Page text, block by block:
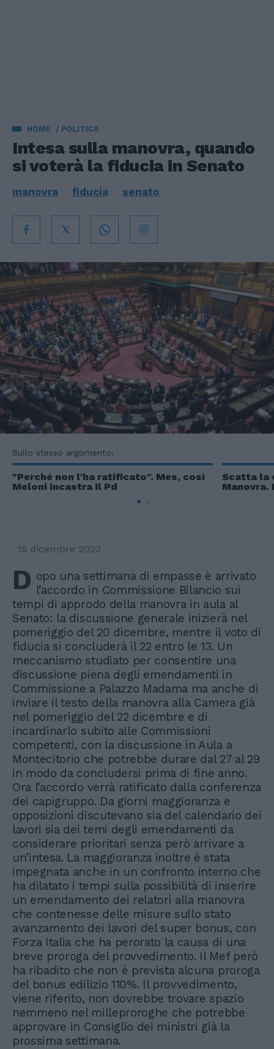
HOME POLITICA
Intesa sulla manovra, quando
si voterà la fiducia in Senato
manovra fiducia senato
Sullo stesso argomento:
"Perché non l'ha ratificato". Mes, così
Meloni incastra il Pd
Scatta la
Manovra.
15 dicembre 2023
D opo una settimana di empasse è arrivato
l’accordo in Commissione Bilancio sui
tempi di approdo della manovra in aula al
Senato: la discussione generale inizierà nel
pomeriggio del 20 dicembre, mentre il voto di
fiducia si concluderà il 22 entro le 13. Un
meccanismo studiato per consentire una
discussione piena degli emendamenti in
Commissione a Palazzo Madama ma anche di
inviare il testo della manovra alla Camera già
nel pomeriggio del 22 dicembre e di
incardinarlo subito alle Commissioni
competenti, con la discussione in Aula a
Montecitorio che potrebbe durare dal 27 al 29
in modo da concludersi prima di fine anno.
Ora l’accordo verrà ratificato dalla conferenza
dei capigruppo. Da giorni maggioranza e
opposizioni discutevano sia del calendario dei
lavori sia dei temi degli emendamenti da
considerare prioritari senza però arrivare a
un’intesa. La maggioranza inoltre è stata
impegnata anche in un confronto interno che
ha dilatato i tempi sulla possibilità di inserire
un emendamento dei relatori alla manovra
che contenesse delle misure sullo stato
avanzamento dei lavori del super bonus, con
Forza Italia che ha perorato la causa di una
breve proroga del provvedimento. Il Mef però
ha ribadito che non è prevista alcuna proroga
del bonus edilizio 110%. Il provvedimento,
viene riferito, non dovrebbe trovare spazio
nemmeno nel milleproroghe che potrebbe
approvare in Consiglio dei ministri già la
prossima settimana.